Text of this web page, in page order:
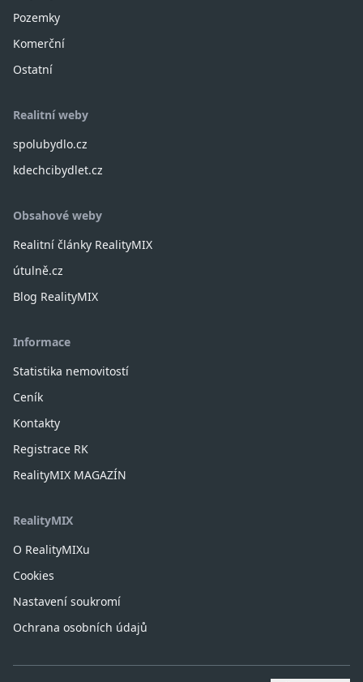
Pozemky
Komerční
Ostatní
Realitní weby
spolubydlo.cz
kdechcibydlet.cz
Obsahové weby
Realitní články RealityMIX
útulně.cz
Blog RealityMIX
Informace
Statistika nemovitostí
Ceník
Kontakty
Registrace RK
RealityMIX MAGAZÍN
RealityMIX
O RealityMIXu
Cookies
Nastavení soukromí
Ochrana osobních údajů